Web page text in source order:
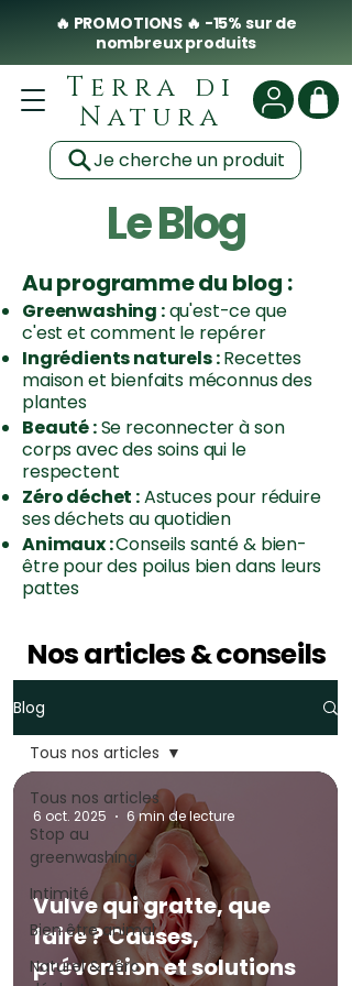
🔥 PROMOTIONS 🔥 -15% sur de
nombreux produits
Terra di
Natura
Je cherche un produit
Le Blog
Au programme du blog :
Greenwashing :qu'est-ce que
c'est et comment le repérer
Ingrédients naturels :Recettes
maison et bienfaits méconnus des
plantes
Beauté :Se reconnecter à son
corps avec des soins qui le
respectent
Zéro déchet :Astuces pour réduire
ses déchets au quotidien
Animaux :Conseils santé & bien-
être pour des poilus bien dans leurs
pattes
Nos articles & conseils
Blog
Tous nos articles
Stop au
greenwashing
Intimité
Bien être animal
Naturel & Zéro
Tous nos articles
Vulve qui gratte, que
faire ? Causes,
prévention et solutions
6 oct. 2025 6 min de lecture